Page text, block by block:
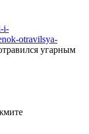
i-
otravilsya-
угарным